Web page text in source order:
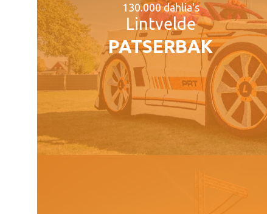
130.000 dahlia's
Lintvelde
PATSERBAK